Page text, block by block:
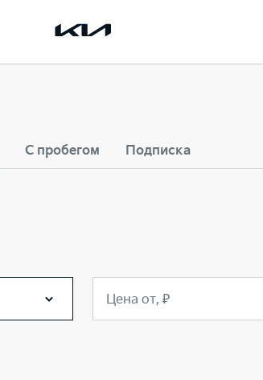
С пробегом Подписка
Цена от, ₽